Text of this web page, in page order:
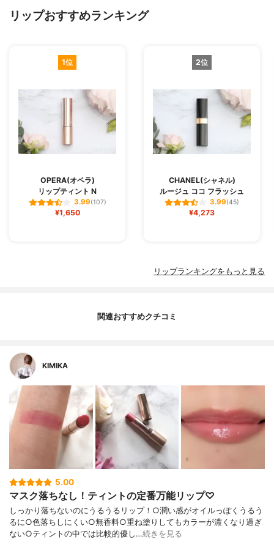
リップおすすめランキング
1位
OPERA(オペラ)
リップティント N
3.99(107)
¥1,650
2位
CHANEL(シャネル)
ルージュ ココ フラッシュ
3.99(45)
¥4,273
リップランキングをもっと見る
関連おすすめクチコミ
KIMIKA
5.00
マスク落ちなし！ティントの定番万能リップ♡
しっかり落ちないのにうるうるリップ！○潤い感がオイルっぽくうるう
るに○色落ちしにくい○無香料○重ね塗りしてもカラーが濃くなり過ぎ
ない○ティントの中では比較的優し…続きを見る